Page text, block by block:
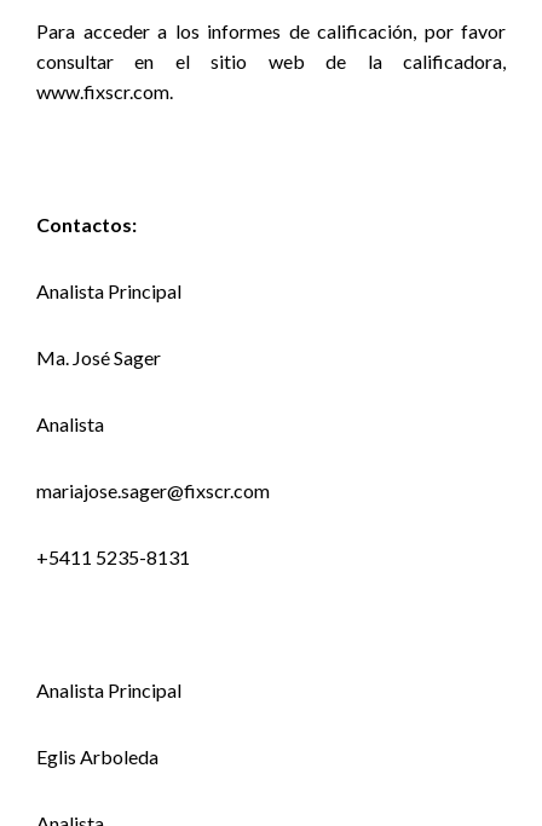
Para acceder a los informes de calificación, por favor
consultar en el sitio web de la calificadora,
www.fixscr.com.
Contactos:
Analista Principal
Ma. José Sager
Analista
mariajose.sager@fixscr.com
+5411 5235-8131
Analista Principal
Eglis Arboleda